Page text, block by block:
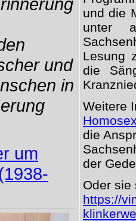
und
in
um
und die
unter
Lesung
die
Weitere
die
der
Oder
https://